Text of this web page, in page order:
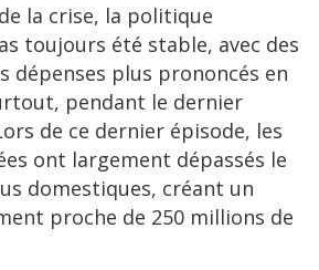
la crise, la politique
toujours été stable, avec des
dépenses plus prononcés en
pendant le dernier
de ce dernier épisode, les
ont largement dépassés le
domestiques, créant un
proche de 250 millions de